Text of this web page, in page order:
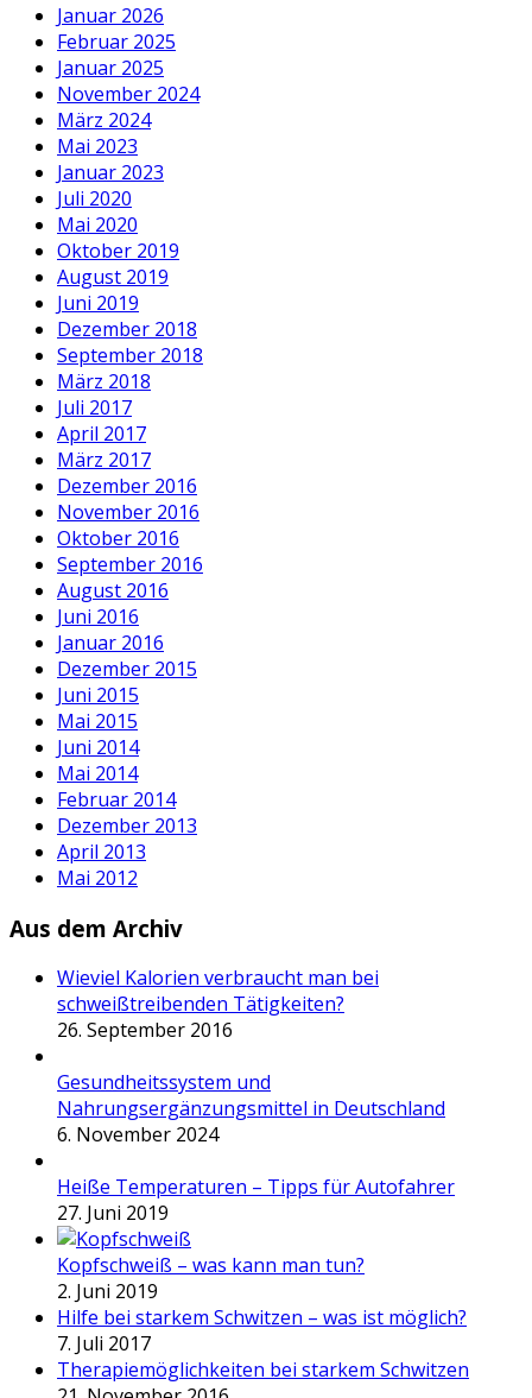
Januar 2026
Februar 2025
Januar 2025
November 2024
März 2024
Mai 2023
Januar 2023
Juli 2020
Mai 2020
Oktober 2019
August 2019
Juni 2019
Dezember 2018
September 2018
März 2018
Juli 2017
April 2017
März 2017
Dezember 2016
November 2016
Oktober 2016
September 2016
August 2016
Juni 2016
Januar 2016
Dezember 2015
Juni 2015
Mai 2015
Juni 2014
Mai 2014
Februar 2014
Dezember 2013
April 2013
Mai 2012
Aus dem Archiv
Wieviel Kalorien verbraucht man bei
schweißtreibenden Tätigkeiten?
26. September 2016
Gesundheitssystem und
Nahrungsergänzungsmittel in Deutschland
6. November 2024
Heiße Temperaturen – Tipps für Autofahrer
27. Juni 2019
Kopfschweiß – was kann man tun?
2. Juni 2019
Hilfe bei starkem Schwitzen – was ist möglich?
7. Juli 2017
Therapiemöglichkeiten bei starkem Schwitzen